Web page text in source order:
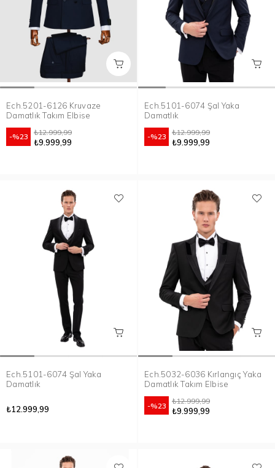
Ech.5201-6126 Kruvaze
Damatlık Takım Elbise
%23
₺9.999,99
₺12.999,99
Ech.5101-6074 Şal Yaka
Damatlık
%23
₺9.999,99
₺12.999,99
Ech.5101-6074 Şal Yaka
Damatlık
₺12.999,99
Ech.5032-6036 Kırlangıç Yaka
Damatlık Takım Elbise
%23
₺9.999,99
₺12.999,99